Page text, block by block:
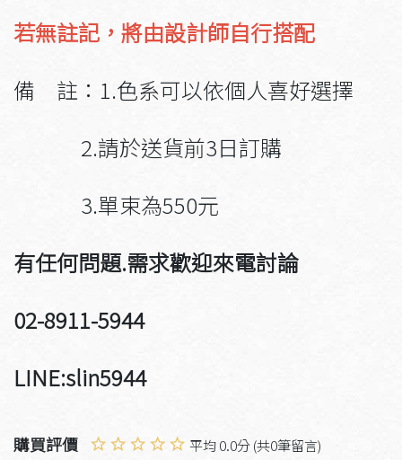
若無註記，將由設計師自行搭配
備 註：1.色系可以依個人喜好選擇
2.請於送貨前3日訂購
3.單束為550元
有任何問題.需求歡迎來電討論
02-8911-5944
LINE:slin5944
購買評價 平均 0.0分 (共0筆留言)